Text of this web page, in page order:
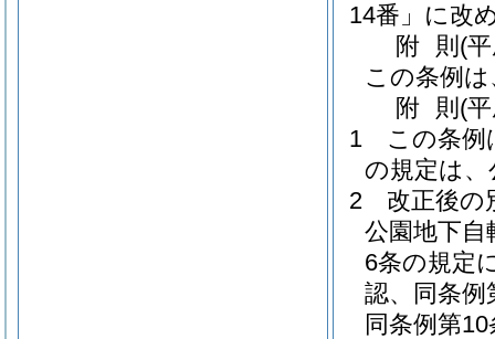
14番」に改
附 則 (
この条例
附 則 (
1
この条例
の規定は
2
改正後の
公園地下自
6条の規定
認、同条例
同条例第